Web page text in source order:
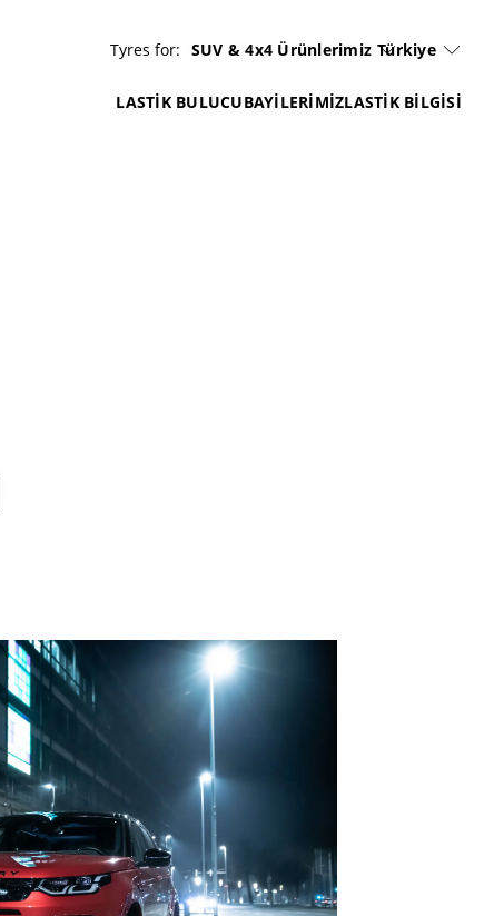
Tyres for: SUV & 4x4 Ürünlerimiz Türkiye
LASTİK BULUCUBAYILERIMIZLASTİK BİLGİSİ